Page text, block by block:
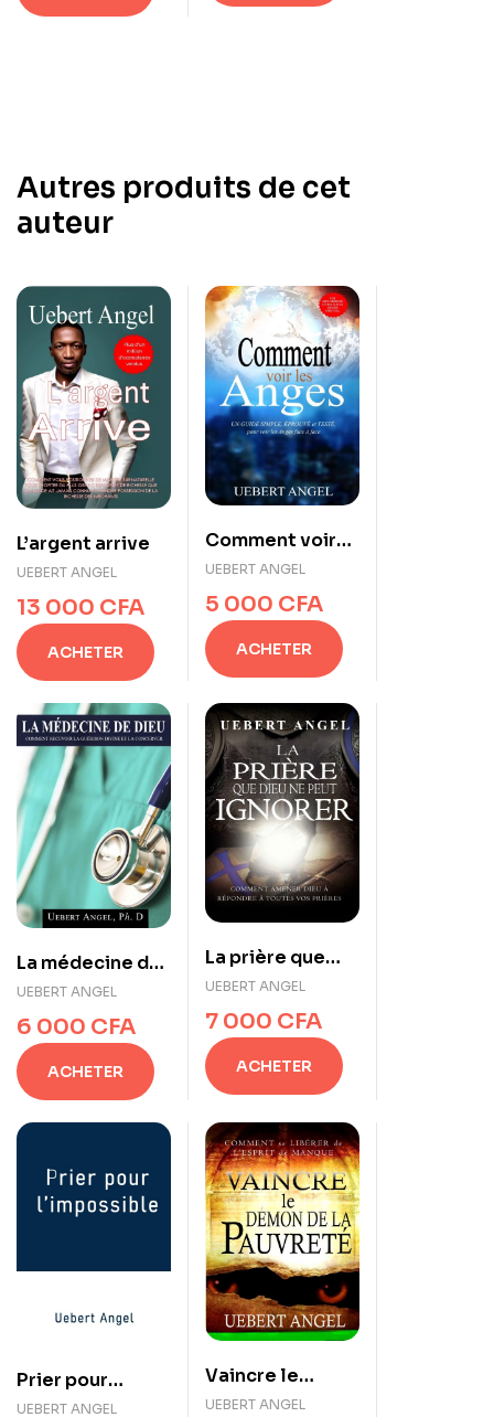
Autres produits de cet
auteur
L’argent arrive
UEBERT ANGEL
13 000 CFA
ACHETER
Comment voir
les anges
UEBERT ANGEL
5 000 CFA
ACHETER
La médecine de
Dieu
UEBERT ANGEL
6 000 CFA
ACHETER
La prière que
Dieu ne peut
ignorer
UEBERT ANGEL
7 000 CFA
ACHETER
Prier pour
l’impossible
UEBERT ANGEL
Vaincre le
démon de la
UEBERT ANGEL